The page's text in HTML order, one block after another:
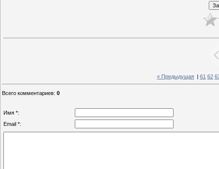
« Предыдущая 61 62
Всего комментариев: 0
Имя *:
Email *: